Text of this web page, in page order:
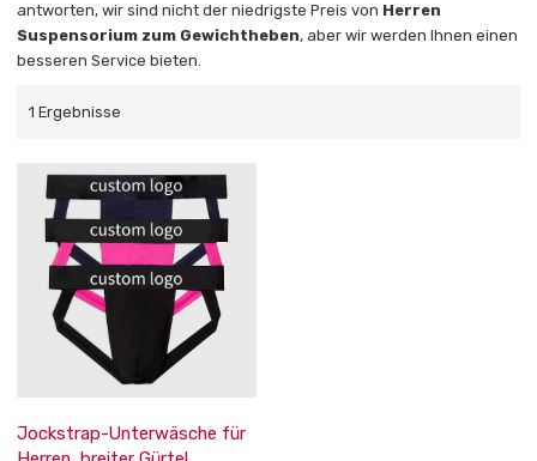
antworten, wir sind nicht der niedrigste Preis von Herren
Suspensorium zum Gewichtheben, aber wir werden Ihnen einen
besseren Service bieten.
1 Ergebnisse
Jockstrap-Unterwäsche für